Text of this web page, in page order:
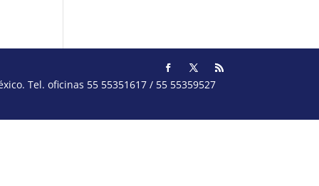
Tel. oficinas 55 55351617 / 55 55359527